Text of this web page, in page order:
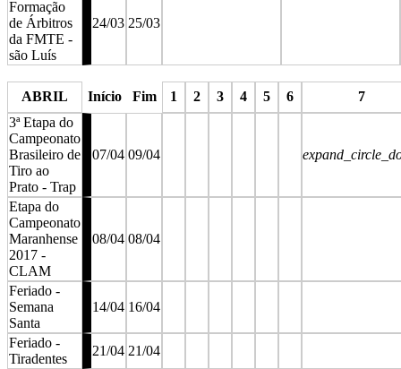
Formação
de Árbitros
da FMTE -
são Luís
24/03 25/03
ABRIL
Início Fim 1 2 3 4 5 6
7
3ª Etapa do
Campeonato
Brasileiro de
Tiro ao
Prato - Trap
07/04 09/04
Etapa do
Campeonato
Maranhense
2017 -
CLAM
08/04 08/04
Feriado -
Semana
Santa
14/04 16/04
Feriado -
Tiradentes
21/04 21/04